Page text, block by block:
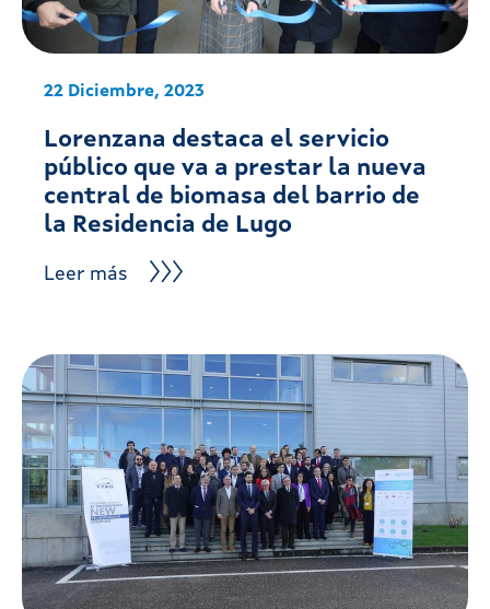
22 Diciembre, 2023
Lorenzana destaca el servicio
público que va a prestar la nueva
central de biomasa del barrio de
la Residencia de Lugo
Leer más